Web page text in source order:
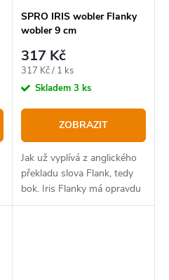
SPRO IRIS wobler Flanky
wobler 9 cm
317 Kč
Měrná
cena:
317 Kč / 1 ks
Skladem 3 ks
ZOBRAZIT
Jak už vyplívá z anglického
překladu slova Flank, tedy
bok. Iris Flanky má opravdu
výrazný boční chod a to